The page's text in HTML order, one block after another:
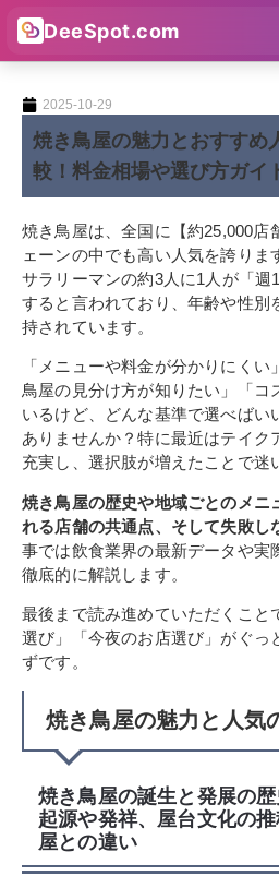
DeeSpot.com
2025-10-29
焼き鳥屋の魅力とおすすめ
較！料金相場や選び方ガイ
焼き鳥屋は、全国に【約25,000店
ェーンの中でも高い人気を誇りま
サラリーマンの約3人に1人が「週
すると言われており、年齢や性別
持されています。
「メニューや料金が分かりにく
鳥屋の見分け方が知りたい」「コ
いるけど、どんな基準で選べばい
ありませんか？特に最近はテイク
充実し、選択肢が増えたことで迷
焼き鳥屋の歴史や地域ごとのメニ
れる店舗の共通点、そして失敗し
事では飲食業界の最新データや実
徹底的に解説します。
最後まで読み進めていただくこと
選び」「今夜のお店選び」がぐっ
ずです。
焼き鳥屋の魅力と人気
焼き鳥屋の誕生と発展の
起源や発祥、屋台文化の
屋との違い